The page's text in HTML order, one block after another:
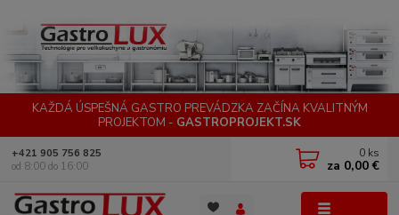
KAŽDÁ ÚSPEŠNÁ GASTRO PREVÁDZKA ZAČÍNA KVALITNÝM
PROJEKTOM - GASTROPROJEKT.SK
+421 905 756 825
od 8:00 do 16:00
0 ks
za 0,00 €